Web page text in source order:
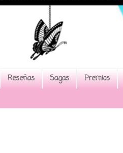
Reseñas Sagas Premios